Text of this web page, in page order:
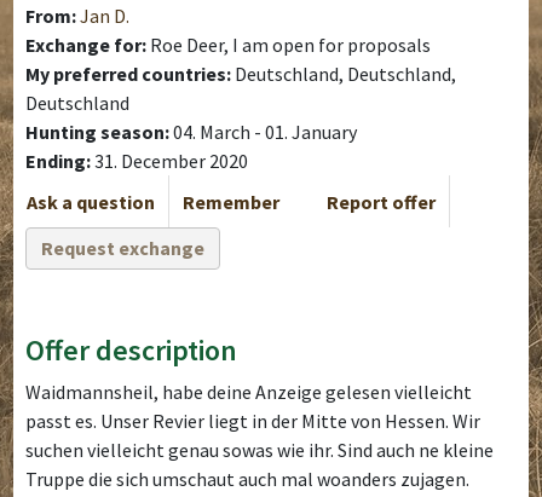
From:Jan D.
Exchange for: Roe Deer, I am open for proposals
My preferred countries: Deutschland, Deutschland,
Deutschland
Hunting season:04. March - 01. January
Ending:31. December 2020
Ask a question
Remember
Report offer
Request exchange
Offer description
Waidmannsheil, habe deine Anzeige gelesen vielleicht
passt es. Unser Revier liegt in der Mitte von Hessen. Wir
suchen vielleicht genau sowas wie ihr. Sind auch ne kleine
Truppe die sich umschaut auch mal woanders zujagen.